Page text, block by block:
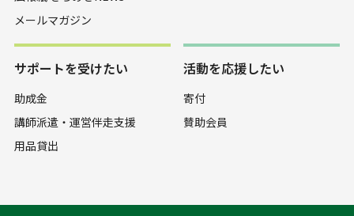
メールマガジン
サポートを受けたい
助成金
講師派遣・運営伴走支援
用品貸出
活動を応援したい
寄付
賛助会員